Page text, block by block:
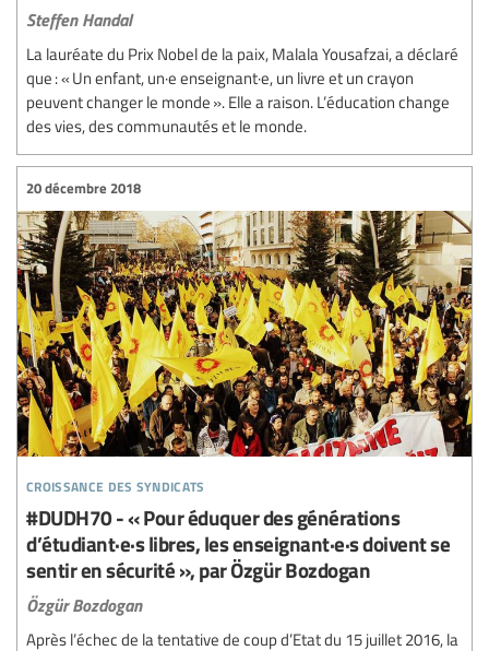
Steffen Handal
La lauréate du Prix Nobel de la paix, Malala Yousafzai, a déclaré
que : « Un enfant, un·e enseignant·e, un livre et un crayon
peuvent changer le monde ». Elle a raison. L’éducation change
des vies, des communautés et le monde.
croissance des syndicats
20 décembre 2018
#DUDH70 - « Pour éduquer des générations
d’étudiant·e·s libres, les enseignant·e·s doivent se
sentir en sécurité », par Özgür Bozdogan
Özgür Bozdogan
Après l’échec de la tentative de coup d’Etat du 15 juillet 2016, la